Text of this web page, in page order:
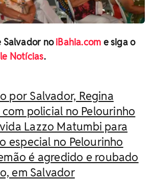
Salvador noiBahia.com e siga o
Notícias.
por Salvador, Regina
policial no Pelourinho
Lazzo Matumbi para
especial no Pelourinho
é agredido e roubado
em Salvador